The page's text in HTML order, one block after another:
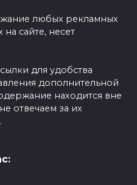
любых рекламных
сайте, несет
для удобства
дополнительной
находится вне
отвечаем за их